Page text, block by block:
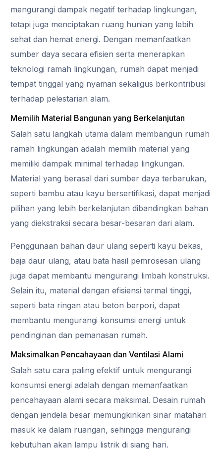
mengurangi dampak negatif terhadap lingkungan,
tetapi juga menciptakan ruang hunian yang lebih
sehat dan hemat energi. Dengan memanfaatkan
sumber daya secara efisien serta menerapkan
teknologi ramah lingkungan, rumah dapat menjadi
tempat tinggal yang nyaman sekaligus berkontribusi
terhadap pelestarian alam.
Memilih Material Bangunan yang Berkelanjutan
Salah satu langkah utama dalam membangun rumah
ramah lingkungan adalah memilih material yang
memiliki dampak minimal terhadap lingkungan.
Material yang berasal dari sumber daya terbarukan,
seperti bambu atau kayu bersertifikasi, dapat menjadi
pilihan yang lebih berkelanjutan dibandingkan bahan
yang diekstraksi secara besar-besaran dari alam.
Penggunaan bahan daur ulang seperti kayu bekas,
baja daur ulang, atau bata hasil pemrosesan ulang
juga dapat membantu mengurangi limbah konstruksi.
Selain itu, material dengan efisiensi termal tinggi,
seperti bata ringan atau beton berpori, dapat
membantu mengurangi konsumsi energi untuk
pendinginan dan pemanasan rumah.
Maksimalkan Pencahayaan dan Ventilasi Alami
Salah satu cara paling efektif untuk mengurangi
konsumsi energi adalah dengan memanfaatkan
pencahayaan alami secara maksimal. Desain rumah
dengan jendela besar memungkinkan sinar matahari
masuk ke dalam ruangan, sehingga mengurangi
kebutuhan akan lampu listrik di siang hari.